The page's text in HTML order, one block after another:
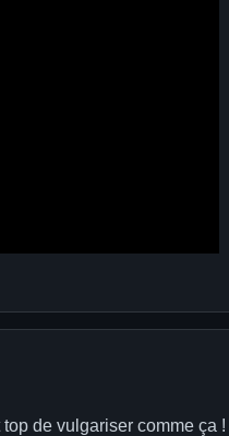
de vulgariser comme ça